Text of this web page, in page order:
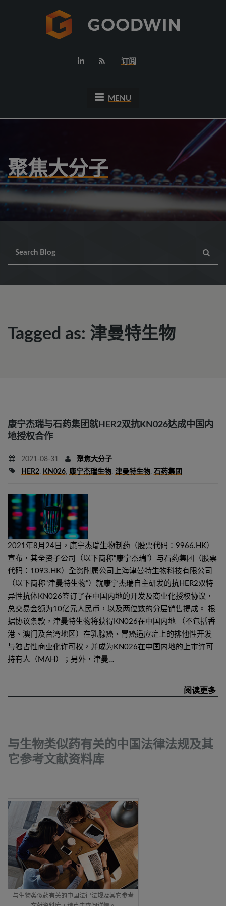
订阅
MENU
聚焦大分子
Tagged as: 津曼特生物
康宁杰瑞与石药集团就HER2双抗KN026达成中国内
地授权合作
2021-08-31
聚焦大分子
HER2, KN026, 康宁杰瑞生物, 津曼特生物, 石药集团
2021年8月24日，康宁杰瑞生物制药（股票代码：9966.HK）
宣布，其全资子公司（以下简称“康宁杰瑞”）与石药集团（股票
代码：1093.HK）全资附属公司上海津曼特生物科技有限公司
（以下简称“津曼特生物”）就康宁杰瑞自主研发的抗HER2双特
异性抗体KN026签订了在中国内地的开发及商业化授权协议，
总交易金额为10亿元人民币，以及两位数的分层销售提成。 根
据协议条款，津曼特生物将获得KN026在中国内地 （不包括香
港、澳门及台湾地区）在乳腺癌、胃癌适应症上的排他性开发
与独占性商业化许可权，并成为KN026在中国内地的上市许可
持有人（MAH）；另外，津曼…
与生物类似药有关的中国法律法规及其
它参考文献资料库
与生物类似药有关的中国法律法规及其它参考